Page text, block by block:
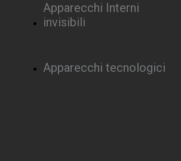
Apparecchi Interni
invisibili
Apparecchi tecnologici